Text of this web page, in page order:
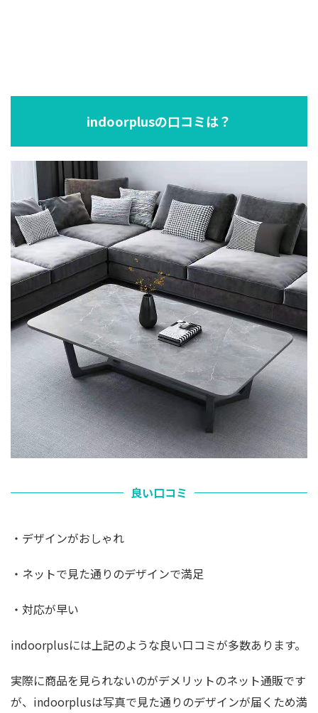
indoorplusの口コミは？
良い口コミ
・デザインがおしゃれ
・ネットで見た通りのデザインで満足
・対応が早い
indoorplusには上記のような良い口コミが多数あります。
実際に商品を見られないのがデメリットのネット通販です
が、indoorplusは写真で見た通りのデザインが届くため満